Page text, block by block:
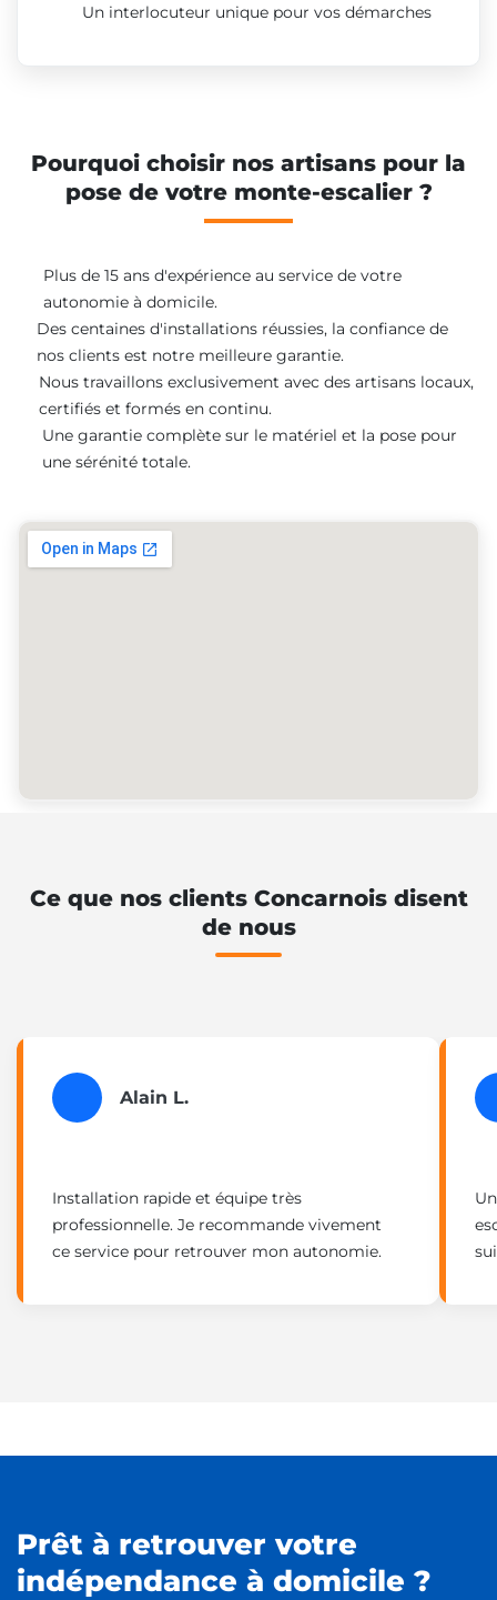
Un interlocuteur unique pour vos démarches
Pourquoi choisir nos artisans pour la
pose de votre monte-escalier ?
Plus de 15 ans d'expérience au service de votre
autonomie à domicile.
Des centaines d'installations réussies, la confiance de
nos clients est notre meilleure garantie.
Nous travaillons exclusivement avec des artisans locaux,
certifiés et formés en continu.
Une garantie complète sur le matériel et la pose pour
une sérénité totale.
Ce que nos clients Concarnois disent
de nous
Alain L.
Installation rapide et équipe très
professionnelle. Je recommande vivement
ce service pour retrouver mon autonomie.
Prêt à retrouver votre
indépendance à domicile ?